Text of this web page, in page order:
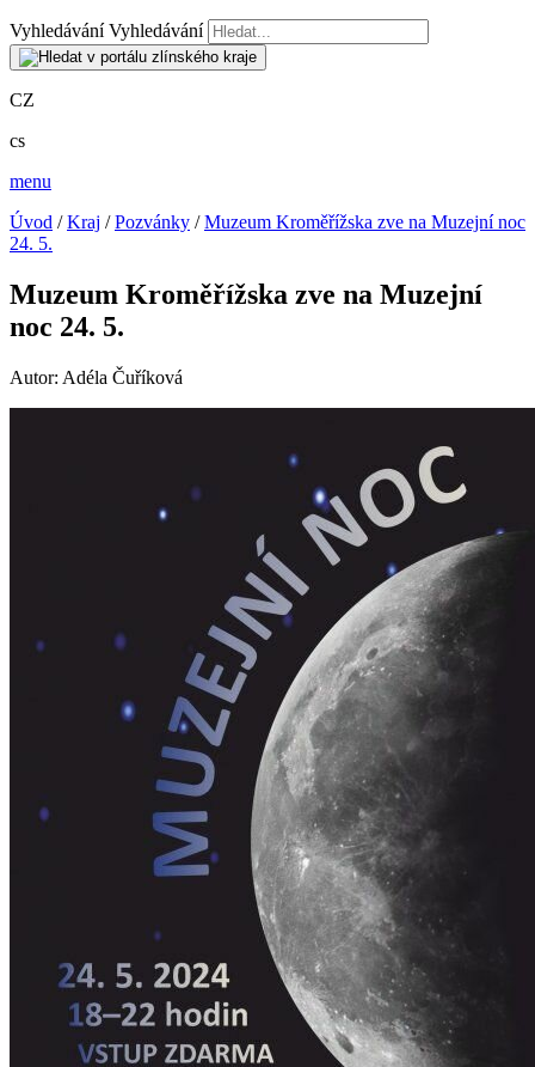
Vyhledávání Vyhledávání
CZ
cs
menu
Úvod /Kraj /Pozvánky /Muzeum Kroměřížska zve na Muzejní noc
24. 5.
Muzeum Kroměřížska zve na Muzejní
noc 24. 5.
Autor: Adéla Čuříková